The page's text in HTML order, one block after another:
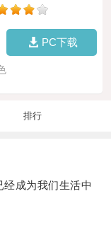
PC下载
排行
成为我们生活中